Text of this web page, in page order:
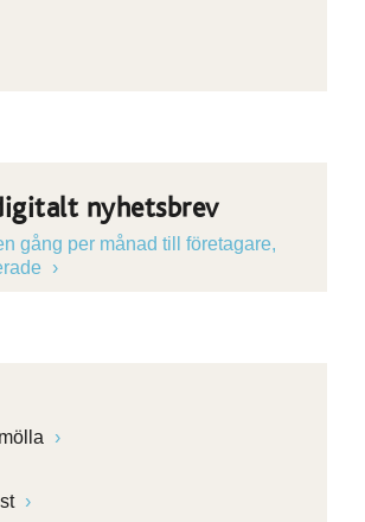
nyhetsbrev
gång per månad till företagare,